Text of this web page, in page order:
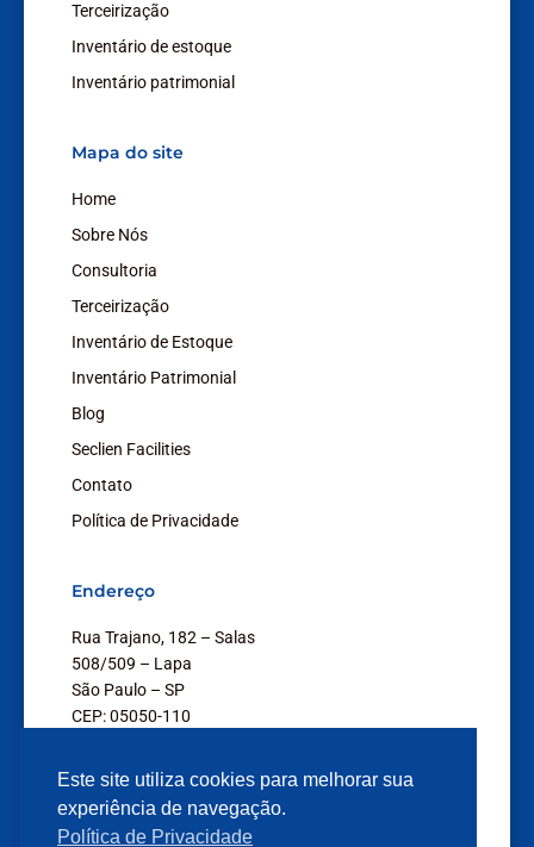
n
Terceirização
Inventário de estoque
Inventário patrimonial
Mapa do site
Home
Sobre Nós
Consultoria
Terceirização
Inventário de Estoque
Inventário Patrimonial
Blog
Seclien Facilities
Contato
Política de Privacidade
Endereço
Rua Trajano, 182 – Salas
508/509 – Lapa
São Paulo – SP
CEP: 05050-110
Este site utiliza cookies para melhorar sua
experiência de navegação.
Política de Privacidade